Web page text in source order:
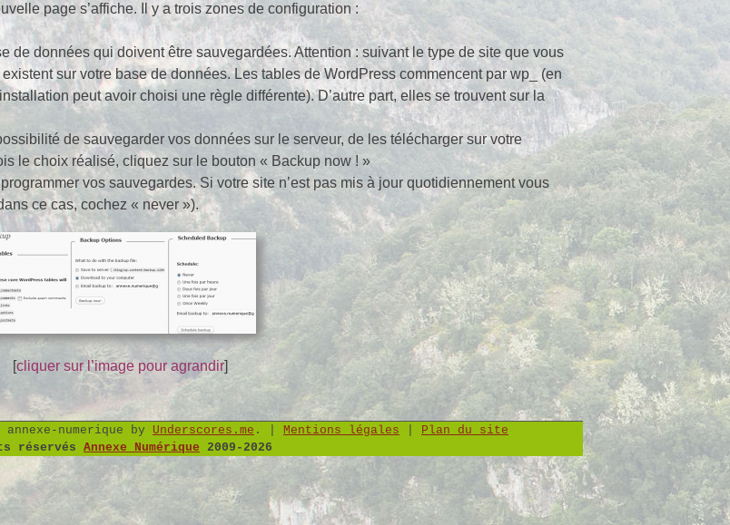
page s’affiche. Il y a trois zones de configuration :
de données qui doivent être sauvegardées. Attention : suivant le type de site que vous
sur votre base de données. Les tables de WordPress commencent par wp_ (en
peut avoir choisi une règle différente). D’autre part, elles se trouvent sur la
de sauvegarder vos données sur le serveur, de les télécharger sur votre
le choix réalisé, cliquez sur le bouton « Backup now ! »
vos sauvegardes. Si votre site n’est pas mis à jour quotidiennement vous
ce cas, cochez « never »).
[cliquer sur l’image pour agrandir]
annexe-numerique by Underscores.me . Mentions légales
Plan du site
réservés Annexe Numérique 2009-2026